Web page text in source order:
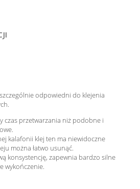
odpowiedni do klejenia
czas przetwarzania niż podobne i
kalafonii klej ten ma niewidoczne
można łatwo usunąć.
konsystencję, zapewnia bardzo silne
wykończenie.